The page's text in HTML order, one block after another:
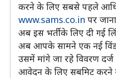
करने के लिए सबसे पहले
www.sams.co.in पर
अब इस भर्ती के लिए दी गई
अब आपके सामने एक नई
उसमें मांगे जा रहे विवरण
आवेदन के लिए सबमिट करने